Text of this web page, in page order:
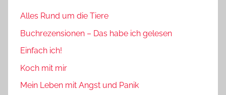
Alles Rund um die Tiere
Buchrezensionen – Das habe ich gelesen
Einfach ich!
Koch mit mir
Mein Leben mit Angst und Panik